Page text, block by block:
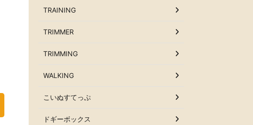
TRAINING
TRIMMER
TRIMMING
WALKING
こいぬすてっぷ
ドギーボックス